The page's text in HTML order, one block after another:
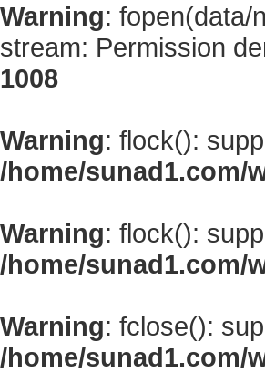
Warning: fopen(data/
stream: Permission
1008
Warning: flock():
/home/sunad1.com/
Warning: flock():
/home/sunad1.com/
Warning: fclose():
/home/sunad1.com/